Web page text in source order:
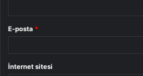
E-posta *
İnternet sitesi